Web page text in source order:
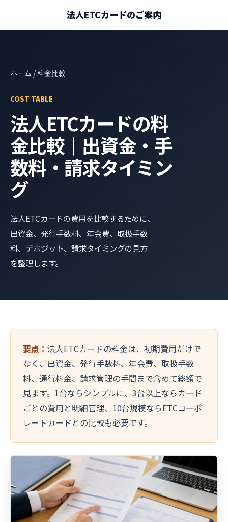
法人ETCカードのご案内
ホーム / 料金比較
COST TABLE
法人ETCカードの料
金比較｜出資金・手
数料・請求タイミン
グ
法人ETCカードの費用を比較するために、
出資金、発行手数料、年会費、取扱手数
料、デポジット、請求タイミングの見方
を整理します。
要点： 法人ETCカードの料金は、初期費用だけで
なく、出資金、発行手数料、年会費、取扱手数
料、通行料金、請求管理の手間まで含めて総額で
見ます。1台ならシンプルに、3台以上ならカード
ごとの費用と明細管理、10台規模ならETCコーポ
レートカードとの比較も必要です。